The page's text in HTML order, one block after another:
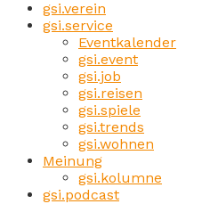
gsi.verein
gsi.service
Eventkalender
gsi.event
gsi.job
gsi.reisen
gsi.spiele
gsi.trends
gsi.wohnen
Meinung
gsi.kolumne
gsi.podcast